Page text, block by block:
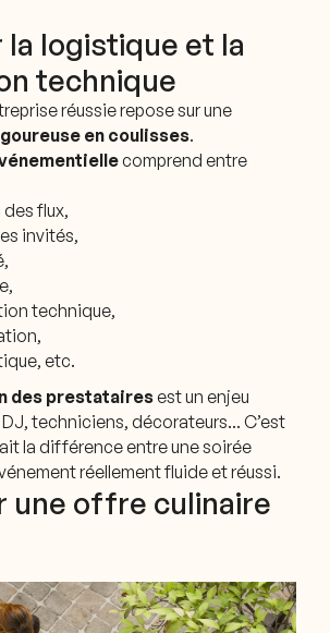
logistique et la
technique
réussie repose sur une
en coulisses.
comprend entre
flux,
invités,
technique,
etc.
des prestatairesest un enjeu
techniciens, décorateurs... C’est
la différence entre une soirée
réellement fluide et réussi.
une offre culinaire